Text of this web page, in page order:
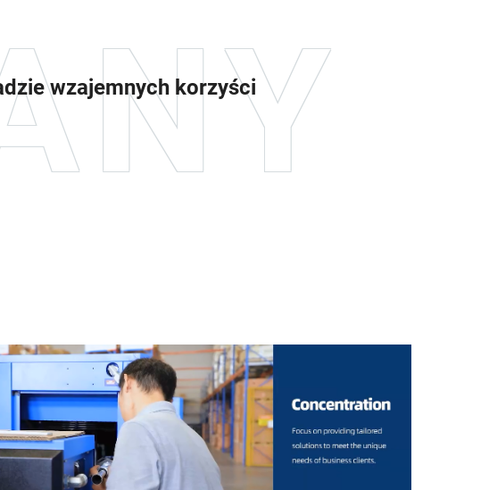
ważnym punktem zwrotnym. Firma utworzyła wydział
uzyskała prawa do importu i eksportu, a jej
wkraczać na rynek międzynarodowy. Od tego czasu
maszyny nie tylko zaopatrują wiodące
krajowe, ale są również eksportowane do Europy,
Ameryki Południowej i Australii. Naszą flagową
Tajlandii i Indonezji. Sprawia to, że nie tylko wzmacniamy
marki, ale także nieprzerwanie przyswajamy
technologie globalne, napędzając innowacje
Opinie klientów są naszym napędem – wielu
partnerów chwali niezawodność naszego sprzętu i
naszych usług.
wzajemnych korzyści